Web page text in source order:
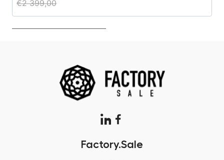
€2 399,00
Factory.Sale